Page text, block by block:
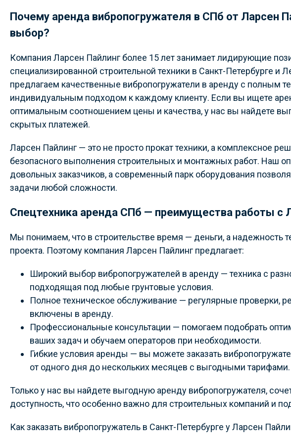
Почему аренда вибропогружателя в СПб от Ларсен
выбор?
Компания Ларсен Пайлинг более 15 лет занимает лидирующие
специализированной строительной техники в Санкт-Петербурге и
предлагаем качественные вибропогружатели в аренду с полным
индивидуальным подходом к каждому клиенту. Если вы ищете
оптимальным соотношением цены и качества, у нас вы найдете
скрытых платежей.
Ларсен Пайлинг — это не просто прокат техники, а комплексное
безопасного выполнения строительных и монтажных работ. Наш
довольных заказчиков, а современный парк оборудования
задачи любой сложности.
Спецтехника аренда СПб — преимущества работы с
Мы понимаем, что в строительстве время — деньги, а надежность
проекта. Поэтому компания Ларсен Пайлинг предлагает:
Широкий выбор вибропогружателей в аренду — техника с
подходящая под любые грунтовые условия.
Полное техническое обслуживание — регулярные проверки,
включены в аренду.
Профессиональные консультации — помогаем подобрать
ваших задач и обучаем операторов при необходимости.
Гибкие условия аренды — вы можете заказать
от одного дня до нескольких месяцев с выгодными тарифами.
Только у нас вы найдете выгодную аренду вибропогружателя,
доступность, что особенно важно для строительных компаний и
Как заказать вибропогружатель в Санкт-Петербурге у Ларсен